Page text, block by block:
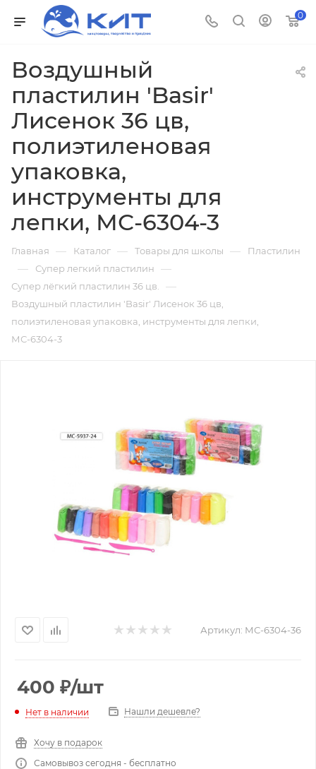
0
Воздушный
пластилин 'Basir'
Лисенок 36 цв,
полиэтиленовая
упаковка,
инструменты для
лепки, МС-6304-3
Главная — Каталог — Товары для школы — Пластилин
— Супер легкий пластилин —
Супер лёгкий пластилин 36 цв. —
Воздушный пластилин 'Basir' Лисенок 36 цв,
полиэтиленовая упаковка, инструменты для лепки,
МС-6304-3
Артикул: МС-6304-36
400 ₽/шт
Нет в наличии Нашли дешевле?
Хочу в подарок
Самовывоз сегодня - бесплатно